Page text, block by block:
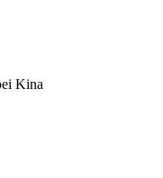
Kina